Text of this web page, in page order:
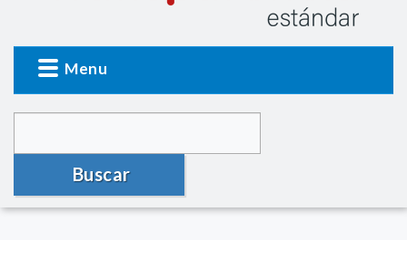
Menu
Buscar